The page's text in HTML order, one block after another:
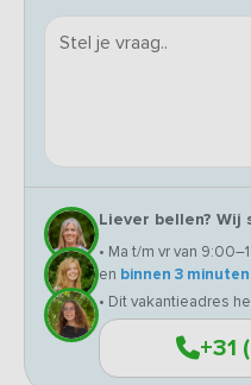
Liever bellen? Wij
• Ma t/m vr van
en binnen 3
• Dit vakantieadres
+31